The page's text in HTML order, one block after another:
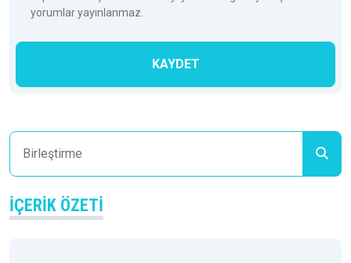
yorumlar yayınlanmaz.
KAYDET
İÇERIK ÖZETI